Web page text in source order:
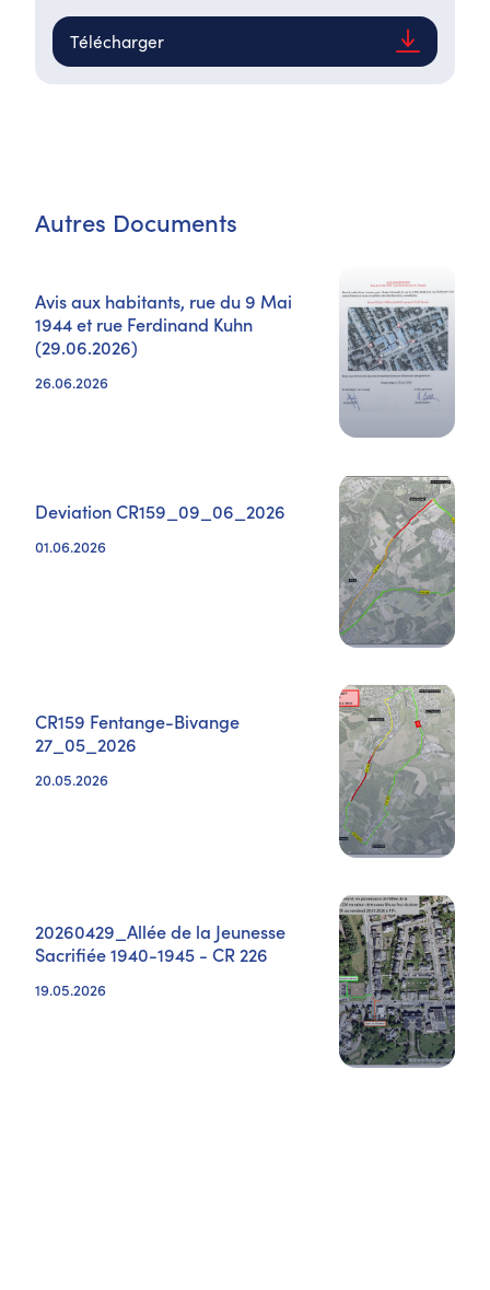
Télécharger
Autres Documents
Avis aux habitants, rue du 9 Mai
1944 et rue Ferdinand Kuhn
(29.06.2026)
26.06.2026
Deviation CR159_09_06_2026
01.06.2026
CR159 Fentange-Bivange
27_05_2026
20.05.2026
20260429_Allée de la Jeunesse
Sacrifiée 1940-1945 - CR 226
19.05.2026